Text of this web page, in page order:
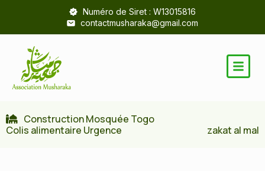
Numéro de Siret : W13015816
contactmusharaka@gmail.com
Construction Mosquée Togo
Colis alimentaire Urgence
zakat al mal